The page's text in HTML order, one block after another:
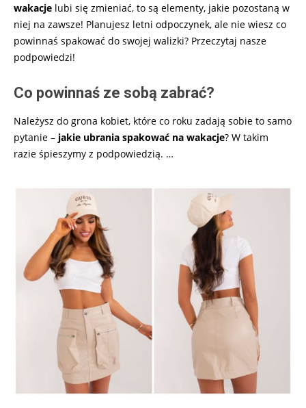
wakacje lubi się zmieniać, to są elementy, jakie pozostaną w
niej na zawsze! Planujesz letni odpoczynek, ale nie wiesz co
powinnaś spakować do swojej walizki? Przeczytaj nasze
podpowiedzi!
Co powinnaś ze sobą zabrać?
Należysz do grona kobiet, które co roku zadają sobie to samo
pytanie – jakie ubrania spakować na wakacje? W takim
razie śpieszymy z podpowiedzią. …